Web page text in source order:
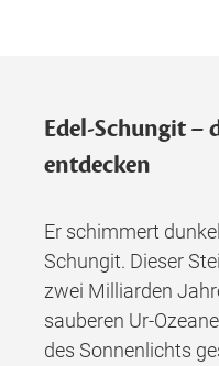
Edel-Schungit –
entdecken
Er schimmert
Schungit. Dieser
zwei Milliarden
sauberen Ur-
des Sonnenlichts